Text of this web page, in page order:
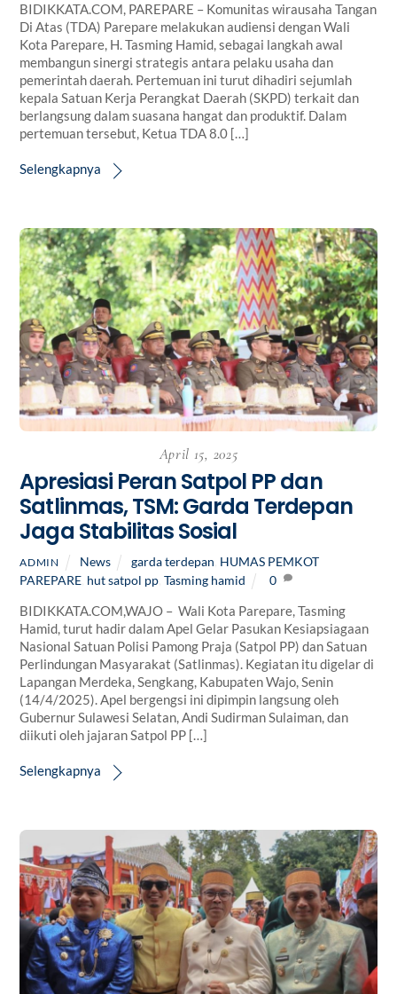
BIDIKKATA.COM, PAREPARE – Komunitas wirausaha Tangan
Di Atas (TDA) Parepare melakukan audiensi dengan Wali
Kota Parepare, H. Tasming Hamid, sebagai langkah awal
membangun sinergi strategis antara pelaku usaha dan
pemerintah daerah. Pertemuan ini turut dihadiri sejumlah
kepala Satuan Kerja Perangkat Daerah (SKPD) terkait dan
berlangsung dalam suasana hangat dan produktif. Dalam
pertemuan tersebut, Ketua TDA 8.0 […]
Selengkapnya
April 15, 2025
Apresiasi Peran Satpol PP dan
Satlinmas, TSM: Garda Terdepan
Jaga Stabilitas Sosial
ADMIN News garda terdepan HUMAS PEMKOT
PAREPARE hut satpol pp ,Tasming hamid 0
BIDIKKATA.COM,WAJO – Wali Kota Parepare, Tasming
Hamid, turut hadir dalam Apel Gelar Pasukan Kesiapsiagaan
Nasional Satuan Polisi Pamong Praja (Satpol PP) dan Satuan
Perlindungan Masyarakat (Satlinmas). Kegiatan itu digelar di
Lapangan Merdeka, Sengkang, Kabupaten Wajo, Senin
(14/4/2025). Apel bergengsi ini dipimpin langsung oleh
Gubernur Sulawesi Selatan, Andi Sudirman Sulaiman, dan
diikuti oleh jajaran Satpol PP […]
Selengkapnya